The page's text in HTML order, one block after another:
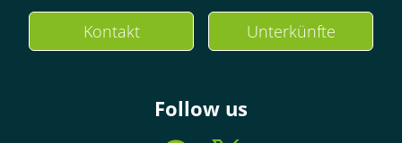
Kontakt Unterkünfte
Follow us